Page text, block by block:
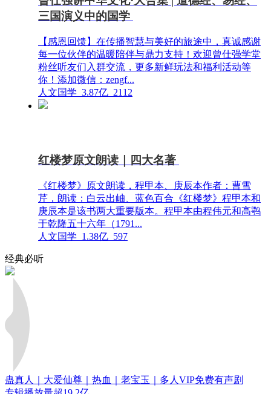
三国演义中的国学
【感恩回馈】在传播智慧与美好的旅途中，真诚感谢
每一位伙伴的温暖陪伴与鼎力支持！欢迎曾仕强学堂
粉丝听友们入群交流，更多新鲜玩法和福利活动等
你！添加微信：zengf...
人文国学 3.87亿 2112
红楼梦原文朗读｜四大名著
《红楼梦》原文朗读，程甲本、庚辰本作者：曹雪
芹，朗读：白云出岫、蓝色百合《红楼梦》程甲本和
庚辰本是该书两大重要版本。程甲本由程伟元和高鹗
于乾隆五十六年（1791...
人文国学 1.38亿 597
经典必听
蛊真人｜大爱仙尊｜热血｜老宝玉｜多人VIP免费有声剧